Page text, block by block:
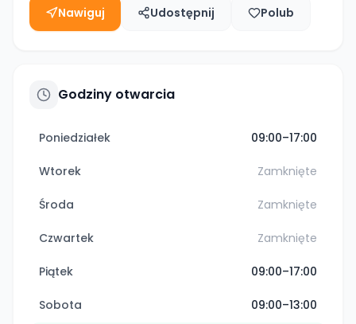
Nawiguj Udostępnij Polub
Godziny otwarcia
Poniedziałek 09:00–17:00
Wtorek Zamknięte
Środa Zamknięte
Czwartek Zamknięte
Piątek 09:00–17:00
Sobota 09:00–13:00